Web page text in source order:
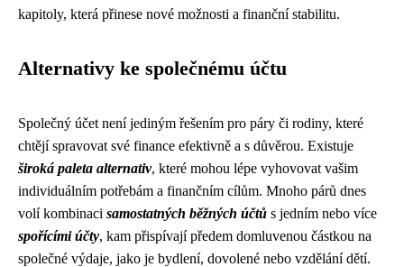
kapitoly, která přinese nové možnosti a finanční stabilitu.
Alternativy ke společnému účtu
Společný účet není jediným řešením pro páry či rodiny, které
chtějí spravovat své finance efektivně a s důvěrou. Existuje
široká paleta alternativ, které mohou lépe vyhovovat vašim
individuálním potřebám a finančním cílům. Mnoho párů dnes
volí kombinaci samostatných běžných účtů s jedním nebo více
spořícími účty, kam přispívají předem domluvenou částkou na
společné výdaje, jako je bydlení, dovolené nebo vzdělání dětí.